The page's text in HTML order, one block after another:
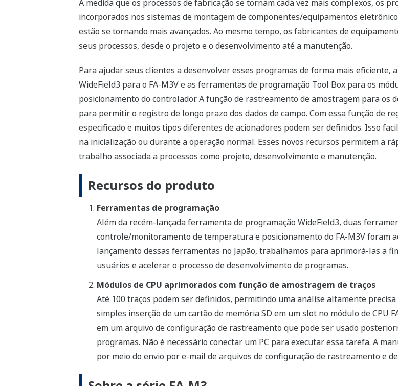
À medida que os processos de fabricação se tornam cada vez mais complexos, os
incorporados nos sistemas de montagem de componentes/equipamentos
estão se tornando mais avançados. Ao mesmo tempo, os fabricantes de
seus processos, desde o projeto e o desenvolvimento até a manutenção.
Para ajudar seus clientes a desenvolver esses programas de forma mais eficiente,
WideField3 para o FA-M3V e as ferramentas de programação Tool Box para os
posicionamento do controlador. A função de rastreamento de amostragem para os
para permitir o registro de longo prazo dos dados de campo. Com essa função de
especificado e muitos tipos diferentes de acionadores podem ser definidos. Isso
na inicialização ou durante a operação normal. Esses novos recursos permitem a
trabalho associada a processos como projeto, desenvolvimento e manutenção.
Recursos do produto
Ferramentas de programação
Além da recém-lançada ferramenta de programação WideField3, duas
controle/monitoramento de temperatura e posicionamento do FA-M3V foram
lançamento dessas ferramentas no Japão, trabalhamos para aprimorá-las a
usuários e acelerar o processo de desenvolvimento de programas.
Módulos de CPU aprimorados com função de amostragem de traços
Até 100 traços podem ser definidos, permitindo uma análise altamente
simples inserção de um cartão de memória SD em um slot no módulo de CPU
em um arquivo de configuração de rastreamento que pode ser usado
programas. Não é necessário conectar um PC para executar essa tarefa. A
por meio do envio por e-mail de arquivos de configuração de rastreamento e